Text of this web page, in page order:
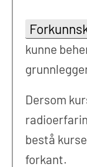
kunne
Dersom
bestå
forkant.